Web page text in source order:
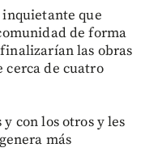
que
de forma
las obras
cerca de cuatro
con los otros y les
más